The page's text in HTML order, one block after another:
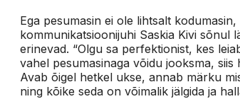
Ega pesumasin ei ole lihtsalt
kommunikatsioonijuhi Saskia Kivi sõnul
erinevad. “Olgu sa perfektionist, kes
vahel pesumasinaga võidu jooksma,
Avab õigel hetkel ukse, annab märku
ning kõike seda on võimalik jälgida ja